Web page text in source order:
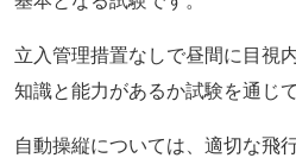
立入管理措置なしで昼間に目視
知識と能力があるか試験を通じ
自動操縦については、適切な飛